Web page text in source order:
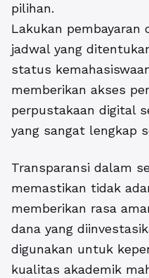
pilihan.
Lakukan pembayaran
jadwal yang
status
memberikan akses
perpustakaan digital
yang sangat lengkap
Transparansi dalam
memastikan tidak
memberikan rasa
dana yang
digunakan untuk
kualitas akademik